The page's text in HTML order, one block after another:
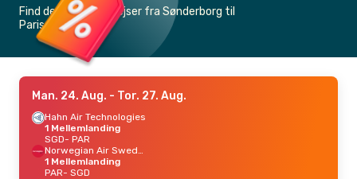
Find de billigste flyrejser fra Sønderborg til
Paris
Man. 24. Aug. - Tor. 27. Aug.
Hahn Air Technologies
1 Mellemlanding
SGD- PAR
Norwegian Air Sweden
1 Mellemlanding
PAR- SGD